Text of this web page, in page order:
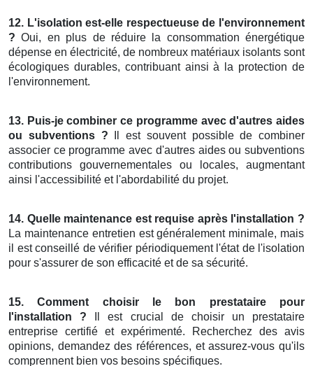
12. L'isolation est-elle respectueuse de l'environnement
? Oui, en plus de réduire la consommation énergétique
dépense en électricité, de nombreux matériaux isolants sont
écologiques durables, contribuant ainsi à la protection de
l'environnement.
13. Puis-je combiner ce programme avec d'autres aides
ou subventions ? Il est souvent possible de combiner
associer ce programme avec d'autres aides ou subventions
contributions gouvernementales ou locales, augmentant
ainsi l'accessibilité et l'abordabilité du projet.
14. Quelle maintenance est requise après l'installation ?
La maintenance entretien est généralement minimale, mais
il est conseillé de vérifier périodiquement l'état de l'isolation
pour s'assurer de son efficacité et de sa sécurité.
15. Comment choisir le bon prestataire pour
l'installation ? Il est crucial de choisir un prestataire
entreprise certifié et expérimenté. Recherchez des avis
opinions, demandez des références, et assurez-vous qu'ils
comprennent bien vos besoins spécifiques.